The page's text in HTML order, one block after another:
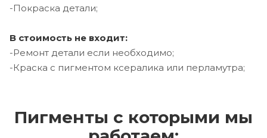
-Покраска детали;
В стоимость не входит:
-Ремонт детали если необходимо;
-Краска с пигментом ксералика или перламутра;
Пигменты с которыми мы